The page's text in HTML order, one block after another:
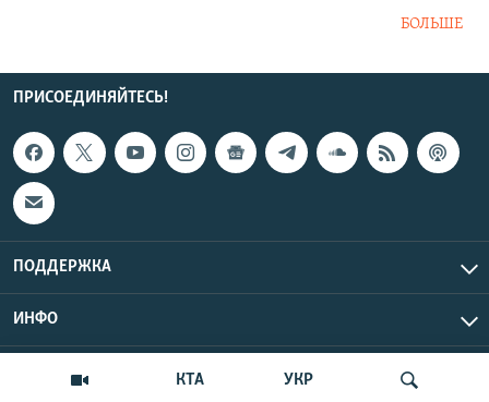
КТА УКР
БОЛЬШЕ
ПРИСОЕДИНЯЙТЕСЬ!
ПОДДЕРЖКА
ИНФО
Copyright Крым.Реалии, 2026 | Все права защищены.
UTC+3